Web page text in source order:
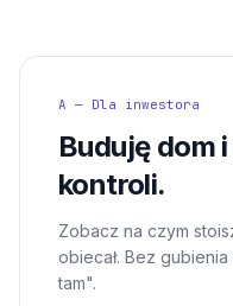
A — Dla inwestora
Buduję dom
kontroli.
Zobacz na czym
obiecał. Bez
tam".